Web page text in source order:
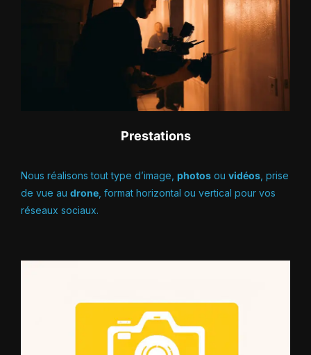
Prestations
Nous réalisons tout type d’image, photos ou vidéos , prise
de vue au drone , format horizontal ou vertical pour vos
réseaux sociaux.